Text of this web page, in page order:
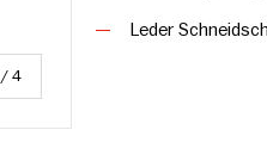
/von
4
Leder